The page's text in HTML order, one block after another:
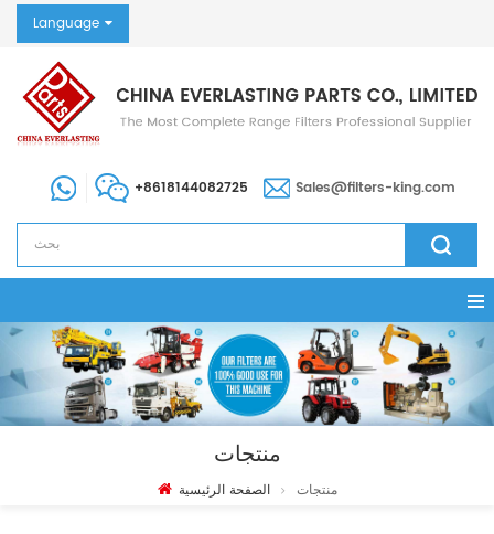
Language
+8618144082725 Sales@filters-king.com
منتجات
الصفحة الرئيسية منتجات